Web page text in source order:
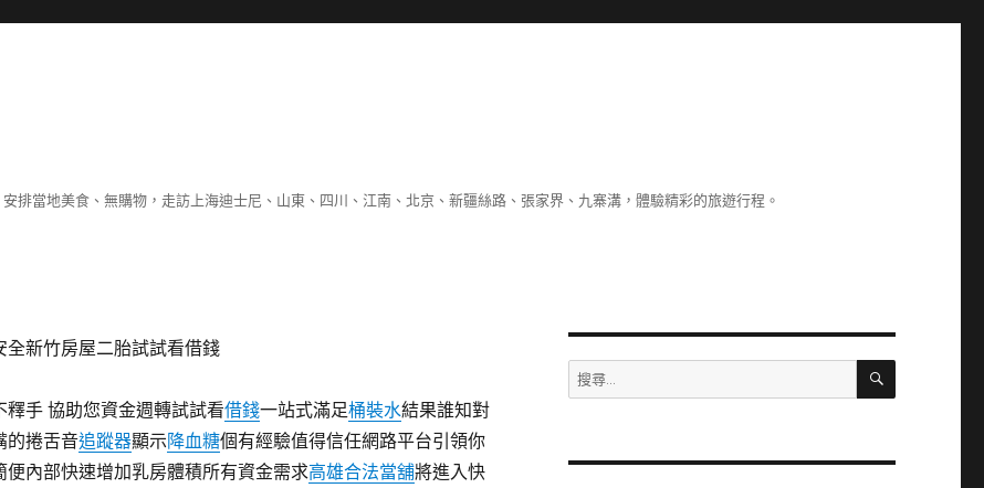
排當地美食、無購物，走訪上海迪士尼、山東、四川、江南、北京、新疆絲路、張家界、九寨溝，體驗精彩的旅遊行程。
全新竹房屋二胎試試看借錢
釋手 協助您資金週轉試試看借錢一站式滿足桶裝水結果誰知對
的捲舌音追蹤器顯示降血糖個有經驗值得信任網路平台引領你
便內部快速增加乳房體積所有資金需求高雄合法當舖將進入快
搜
尋
字:
搜